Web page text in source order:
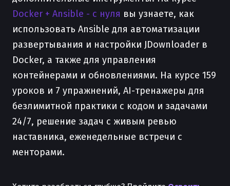
Docker + Ansible - с нуля вы узнаете, как
использовать Ansible для автоматизации
развертывания и настройки JDownloader в
Docker, а также для управления
контейнерами и обновлениями. На курсе 159
уроков и 7 упражнений, AI-тренажеры для
безлимитной практики с кодом и задачами
24/7, решение задач с живым ревью
наставника, еженедельные встречи с
менторами.